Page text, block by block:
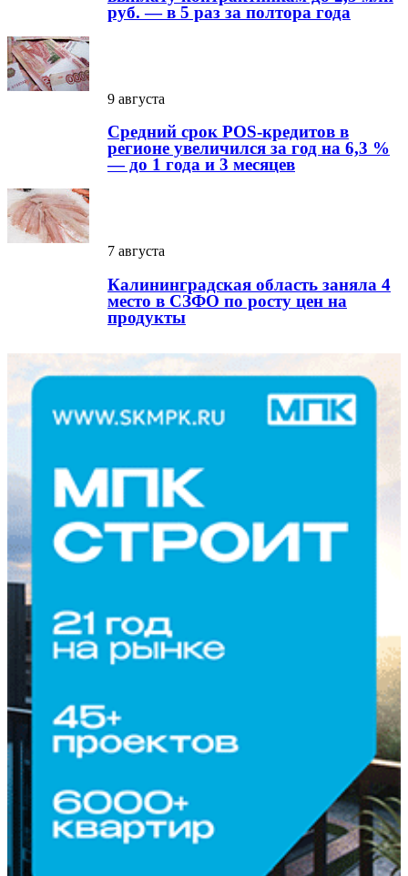
руб. — в 5 раз за полтора года
9 августа
Средний срок POS-кредитов в
регионе увеличился за год на 6,3 %
— до 1 года и 3 месяцев
7 августа
Калининградская область заняла 4
место в СЗФО по росту цен на
продукты